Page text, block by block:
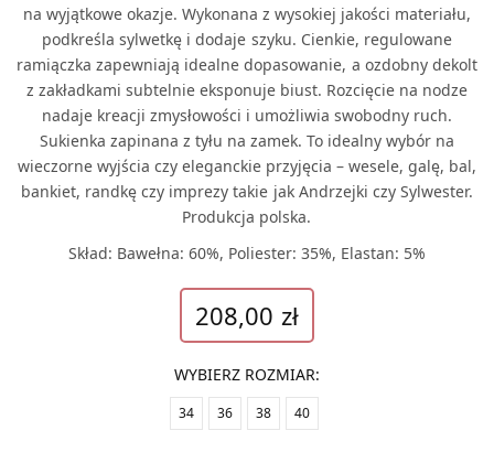
na wyjątkowe okazje. Wykonana z wysokiej jakości materiału,
podkreśla sylwetkę i dodaje szyku. Cienkie, regulowane
ramiączka zapewniają idealne dopasowanie, a ozdobny dekolt
z zakładkami subtelnie eksponuje biust. Rozcięcie na nodze
nadaje kreacji zmysłowości i umożliwia swobodny ruch.
Sukienka zapinana z tyłu na zamek. To idealny wybór na
wieczorne wyjścia czy eleganckie przyjęcia – wesele, galę, bal,
bankiet, randkę czy imprezy takie jak Andrzejki czy Sylwester.
Produkcja polska.
Skład: Bawełna: 60%, Poliester: 35%, Elastan: 5%
208,00 zł
WYBIERZ ROZMIAR:
34 36 38 40